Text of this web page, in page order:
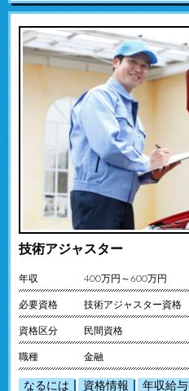
技術アジャスター
年収 400万円～600万円
必要資格 技術アジャスター資格
資格区分 民間資格
職種 金融
なるには 資格情報 年収給与